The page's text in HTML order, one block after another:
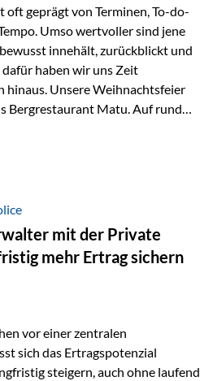
geprägt von Terminen, To-do-
Umso wertvoller sind jene
innehält, zurückblickt und
haben wir uns Zeit
hinaus. Unsere Weihnachtsfeier
Bergrestaurant Matu. Auf rund
sondern auch etwas, das im
feinem Essen, guter Musik und
mit der Private
mehr Ertrag sichern
vor einer zentralen
sich das Ertragspotenzial
steigern, auch ohne laufend